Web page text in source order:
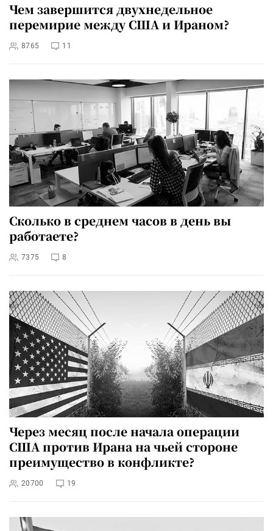
Чем завершится двухнедельное
перемирие между США и Ираном?
8765 11
Сколько в среднем часов в день вы
работаете?
7375 8
Через месяц после начала операции
США против Ирана на чьей стороне
преимущество в конфликте?
20700 19